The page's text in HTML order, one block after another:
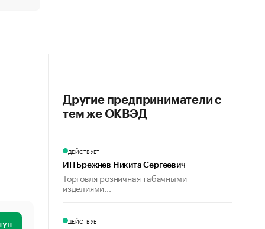
Другие предприниматели с
тем же ОКВЭД
ДЕЙСТВУЕТ
ИП Брежнев Никита Сергеевич
Торговля розничная табачными
изделиями...
ДЕЙСТВУЕТ